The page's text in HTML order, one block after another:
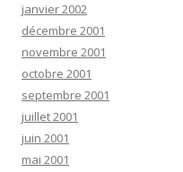
janvier 2002
décembre 2001
novembre 2001
octobre 2001
septembre 2001
juillet 2001
juin 2001
mai 2001